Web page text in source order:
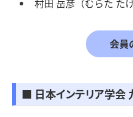
会員
■ 日本インテリア学会